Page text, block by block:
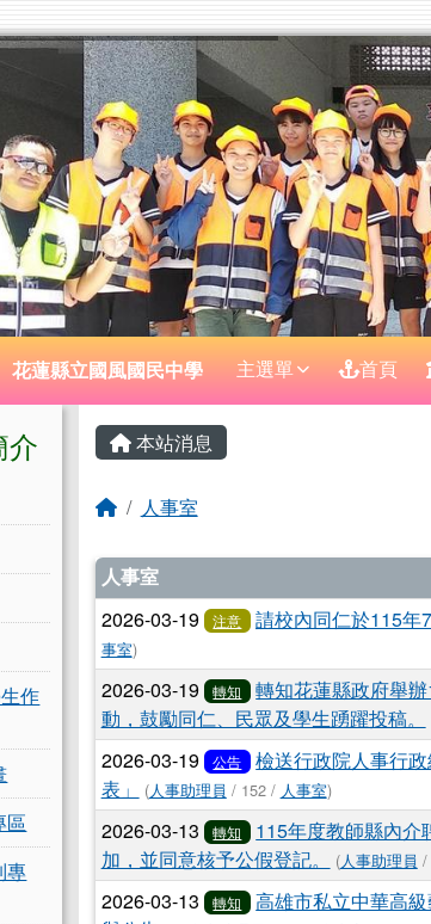
民中學
花蓮縣立國風國民中學 主選單 首頁
內容
作
區
專
主內容區域
本站消息
回首頁
人事室
文章列表
人事室
2026-03-19 注意 請校內同仁於115年
事室)
2026-03-19 轉知
轉知花蓮縣政府舉
動，鼓勵同仁、民眾及學生踴躍投稿。
2026-03-19 公告
檢送行政院人事行
表」
(人事助理員 / 152 / 人事室)
2026-03-13 轉知
115年度教師縣內介
加，並同意核予公假登記。
(人事助理員 /
2026-03-13 轉知
高雄市私立中華高